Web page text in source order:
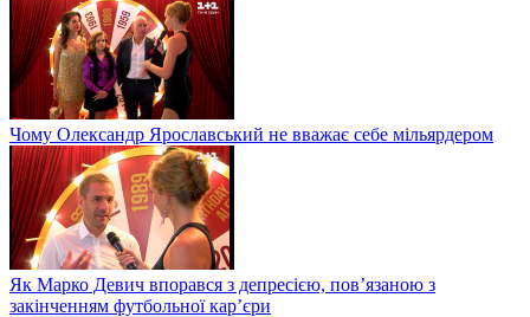
Чому Олександр Ярославський не вважає себе мільярдером
Як Марко Девич впорався з депресією, пов’язаною з
закінченням футбольної кар’єри